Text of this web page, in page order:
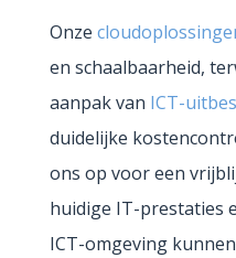
Onze
en schaalbaarheid,
aanpak van ICT-
duidelijke
ons op voor een
huidige IT-prestaties
ICT-omgeving